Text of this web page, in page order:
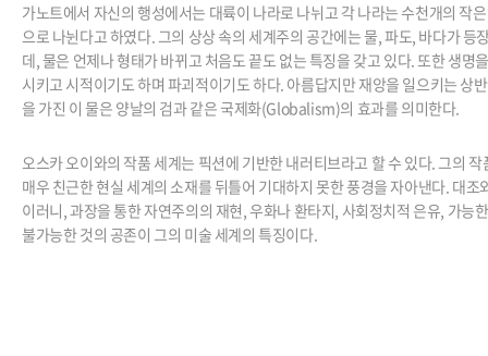
가노트에서 자신의 행성에서는 대륙이 나라로 나뉘고 각 나라는 수천개의 작
으로 나뉜다고 하였다. 그의 상상 속의 세계주의 공간에는 물, 파도, 바다가 등
데, 물은 언제나 형태가 바뀌고 처음도 끝도 없는 특징을 갖고 있다. 또한 생명
시키고 시적이기도 하며 파괴적이기도 하다. 아름답지만 재앙을 일으키는 상
을 가진 이 물은 양날의 검과 같은 국제화(Globalism)의 효과를 의미한다.
오스카 오이와의 작품 세계는 픽션에 기반한 내러티브라고 할 수 있다. 그의 작
매우 친근한 현실 세계의 소재를 뒤틀어 기대하지 못한 풍경을 자아낸다. 대조
이러니, 과장을 통한 자연주의의 재현, 우화나 환타지, 사회정치적 은유, 가능
불가능한 것의 공존이 그의 미술 세계의 특징이다.